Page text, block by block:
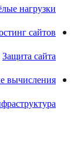
нагрузки
сайтов
Защита сайта
вычисления